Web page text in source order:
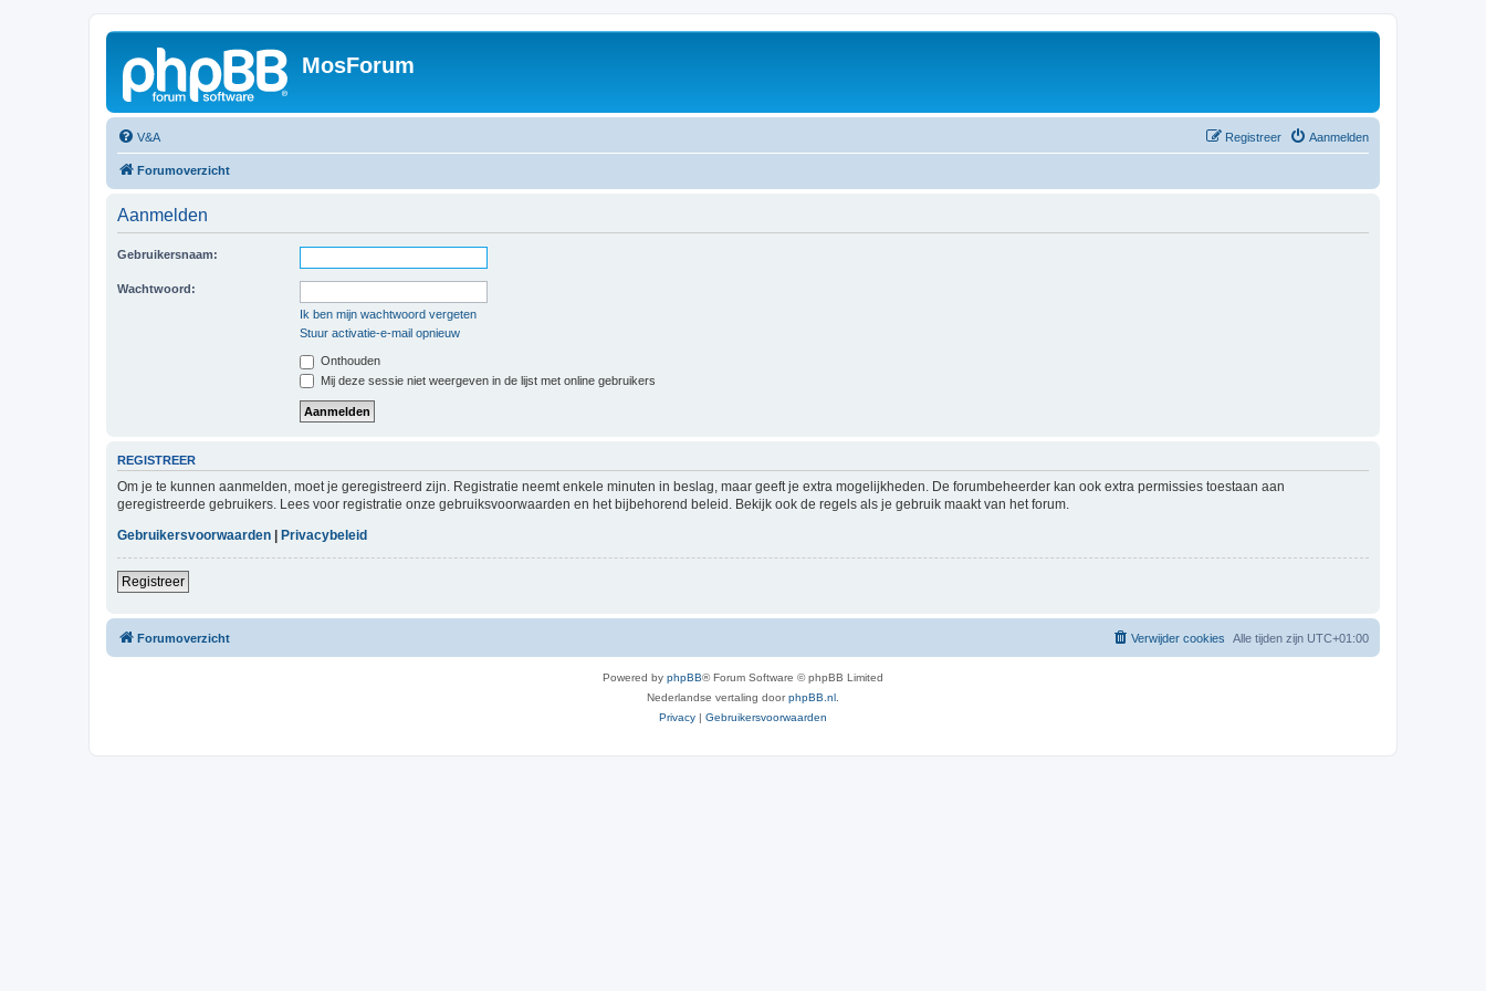
MosForum
V&A Aanmelden
Registreer
Forumoverzicht
Aanmelden
Gebruikersnaam:
Wachtwoord:
Ik ben mijn wachtwoord vergeten
Stuur activatie-e-mail opnieuw
Onthouden
Mij deze sessie niet weergeven in de lijst met online gebruikers
REGISTREER
Om je te kunnen aanmelden, moet je geregistreerd zijn. Registratie neemt enkele minuten in beslag, maar geeft je extra mogelijkheden. De forumbeheerder kan ook extra permissies toestaan aan
geregistreerde gebruikers. Lees voor registratie onze gebruiksvoorwaarden en het bijbehorend beleid. Bekijk ook de regels als je gebruik maakt van het forum.
Gebruikersvoorwaarden | Privacybeleid
Registreer
Forumoverzicht Alle tijden zijn UTC+01:00
Verwijder cookies
Powered by phpBB® Forum Software © phpBB Limited
Nederlandse vertaling doorphpBB.nl
Privacy | Gebruikersvoorwaarden